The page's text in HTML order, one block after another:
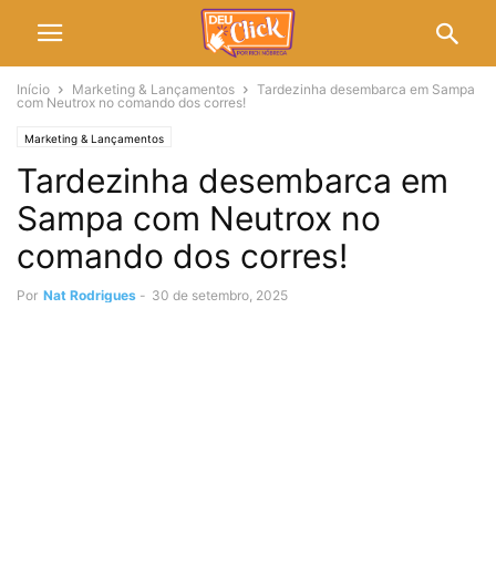
Início Marketing & Lançamentos
Tardezinha desembarca em Sampa
com Neutrox no comando dos corres!
Marketing & Lançamentos
Tardezinha desembarca em
Sampa com Neutrox no
comando dos corres!
Por Nat Rodrigues - 30 de setembro, 2025